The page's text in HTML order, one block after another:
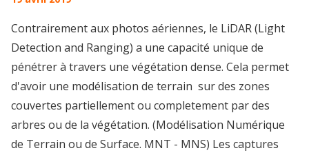
Contrairement aux photos aériennes, le LiDAR (Light
Detection and Ranging) a une capacité unique de
pénétrer à travers une végétation dense. Cela permet
d'avoir une modélisation de terrain sur des zones
couvertes partiellement ou completement par des
arbres ou de la végétation. (Modélisation Numérique
de Terrain ou de Surface. MNT - MNS) Les captures